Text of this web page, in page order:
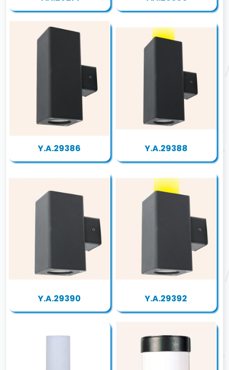
Y.A.29386 Y.A.29388
Y.A.29390 Y.A.29392